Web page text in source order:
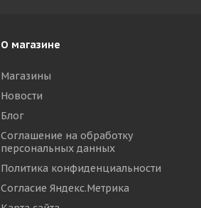
О магазине
Магазины
Новости
Блог
Соглашение на обработку
персональных данных
Политика конфиденциальности
Согласие Яндекс.Метрика